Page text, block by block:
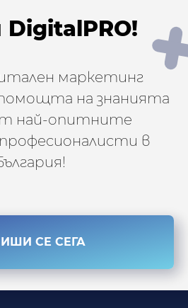
маркетинг
на знанията
най-опитните
в
СЕ СЕГА